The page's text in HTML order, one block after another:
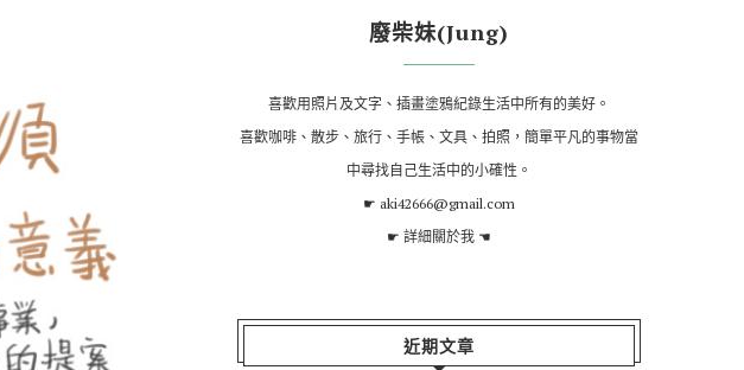
廢柴妹(Jung)
喜歡用照片及文字、插畫塗鴉紀錄生活中所有的美好。
喜歡咖啡、散步、旅行、手帳、文具、拍照，簡單平凡的事物當
中尋找自己生活中的小確性。
☛ aki42666@gmail.com
☛ 詳細關於我 ☚
近期文章